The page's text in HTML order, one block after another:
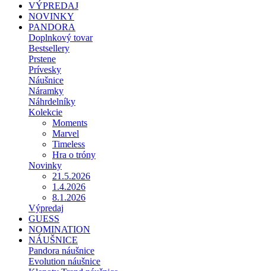
VÝPREDAJ
NOVINKY
PANDORA
Doplnkový tovar
Bestsellery
Prstene
Prívesky
Náušnice
Náramky
Náhrdelníky
Kolekcie
Moments
Marvel
Timeless
Hra o tróny
Novinky
21.5.2026
1.4.2026
8.1.2026
Výpredaj
GUESS
NOMINATION
NÁUŠNICE
Pandora náušnice
Evolution náušnice